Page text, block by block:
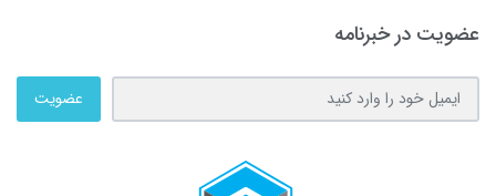
عضویت در خبرنامه
عضویت